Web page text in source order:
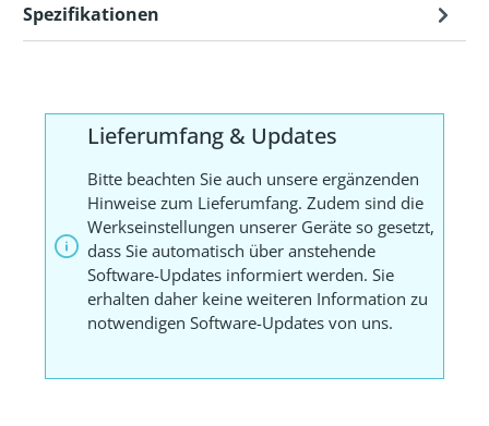
Spezifikationen
Lieferumfang & Updates
Bitte beachten Sie auch unsere ergänzenden
Hinweise zum Lieferumfang. Zudem sind die
Werkseinstellungen unserer Geräte so gesetzt,
dass Sie automatisch über anstehende
Software-Updates informiert werden. Sie
erhalten daher keine weiteren Information zu
notwendigen Software-Updates von uns.